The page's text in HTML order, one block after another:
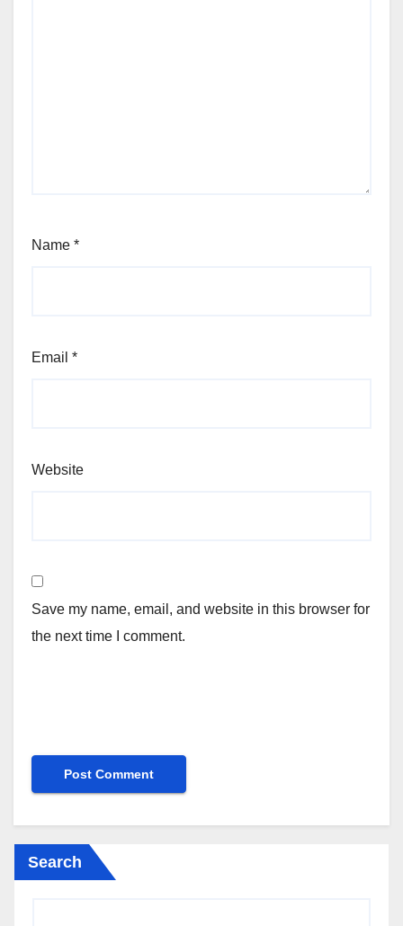
Name *
Email *
Website
Save my name, email, and website in this browser for
the next time I comment.
Search